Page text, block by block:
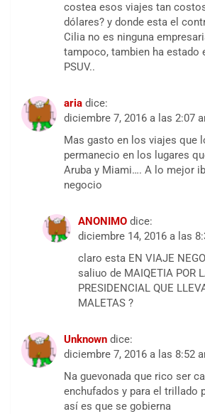
costea esos viajes tan
dólares? y donde esta el
Cilia no es ninguna
tampoco, tambien ha estado
PSUV..
aria dice:
diciembre 7, 2016 a las 2:07
Mas gasto en los viajes que
permanecio en los lugares
Aruba y Miami…. A lo mejor
negocio
ANONIMO dice:
diciembre 14, 2016 a las
claro esta EN VIAJE
saliuo de MAIQETIA POR
PRESIDENCIAL QUE
MALETAS ?
Unknown dice:
diciembre 7, 2016 a las 8:52
Na guevonada que rico ser
enchufados y para el trillado
así es que se gobierna